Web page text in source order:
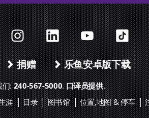
新窗口打开新窗口打开新窗口打开新窗口打开
捐赠 乐鱼安卓版下载
们:240-567-5000.口译员提供.
涯 目录 图书馆 位置,地图 & 停车